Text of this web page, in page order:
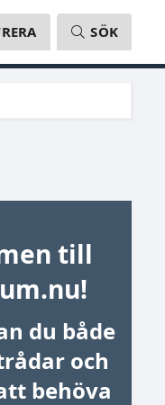
SÖK
till
du både
och
behöva